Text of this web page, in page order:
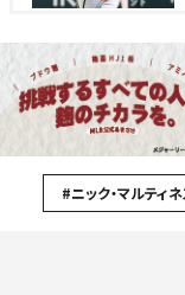
#ニック・マルティ